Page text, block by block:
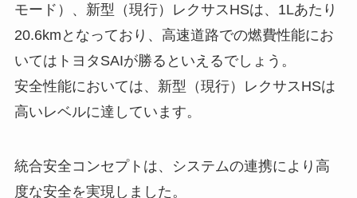
モード）、新型（現行）レクサスHSは、1Lあたり
20.6kmとなっており、高速道路での燃費性能にお
いてはトヨタSAIが勝るといえるでしょう。
安全性能においては、新型（現行）レクサスHSは
高いレベルに達しています。
統合安全コンセプトは、システムの連携により高
度な安全を実現しました。